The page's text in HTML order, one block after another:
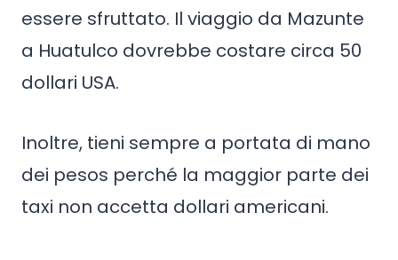
essere sfruttato. Il viaggio da Mazunte
a Huatulco dovrebbe costare circa 50
dollari USA.
Inoltre, tieni sempre a portata di mano
dei pesos perché la maggior parte dei
taxi non accetta dollari americani.